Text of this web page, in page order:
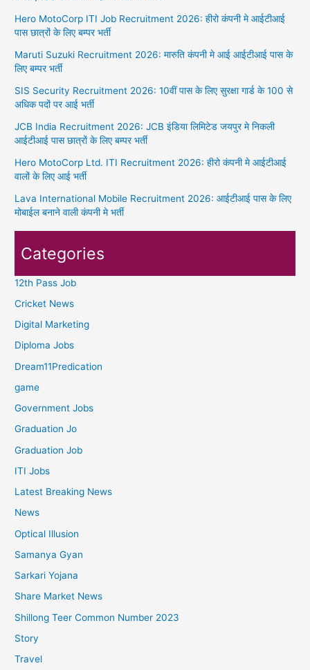
Hero MotoCorp ITI Job Recruitment 2026: हीरो कंपनी मे आईटीआई
पास छात्रों के लिए बम्पर भर्ती
Maruti Suzuki Recruitment 2026: मारुति कंपनी मे आई आईटीआई पास के
लिए बम्पर भर्ती
SIS Security Recruitment 2026: 10वीं पास के लिए सुरक्षा गार्ड के 100 से
अधिक पदों पर आई भर्ती
JCB India Recruitment 2026: JCB इंडिया लिमिटेड जयपुर मे निकली
आईटीआई पास छात्रों के लिए बम्पर भर्ती
Hero MotoCorp Ltd. ITI Recruitment 2026: हीरो कंपनी मे आईटीआई
वालों के लिए आई भर्ती
Lava International Mobile Recruitment 2026: आईटीआई पास के लिए
मोबाईल बनाने वाली कंपनी मे भर्ती
Categories
12th Pass Job
Cricket News
Digital Marketing
Diploma Jobs
Dream11Predication
game
Government Jobs
Graduation Jo
Graduation Job
ITI Jobs
Latest Breaking News
News
Optical Illusion
Samanya Gyan
Sarkari Yojana
Share Market News
Shillong Teer Common Number 2023
Story
Travel